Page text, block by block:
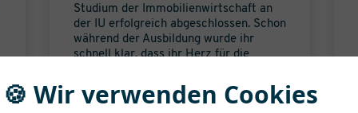
Studium der Immobilienwirtschaft an
der IU erfolgreich abgeschlossen. Schon
während der Ausbildung wurde ihr
schnell klar, dass ihr Herz für die
Projektentwicklung schlägt.
🍪 Wir verwenden Cookies